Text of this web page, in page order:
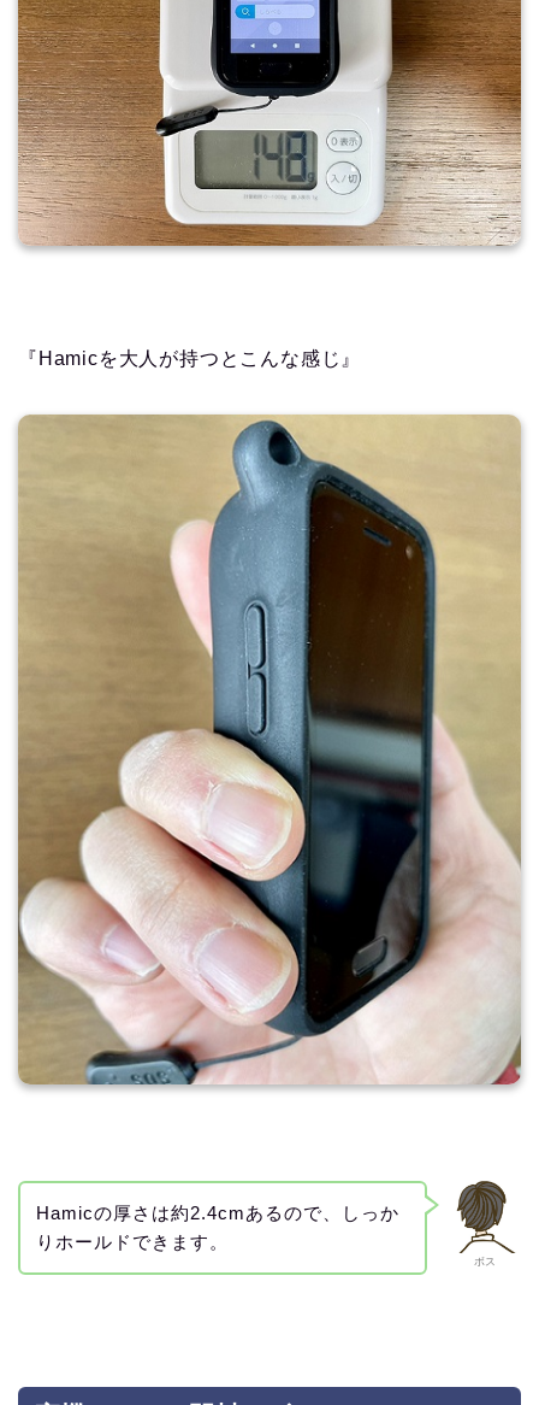
『Hamicを大人が持つとこんな感じ』
ボス
Hamicの厚さは約2.4cmあるので、しっか
りホールドできます。